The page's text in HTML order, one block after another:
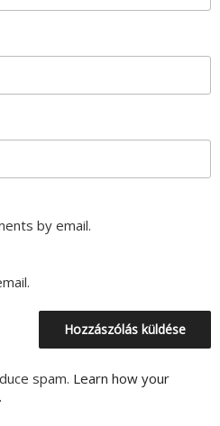
by email.
spam. Learn how your